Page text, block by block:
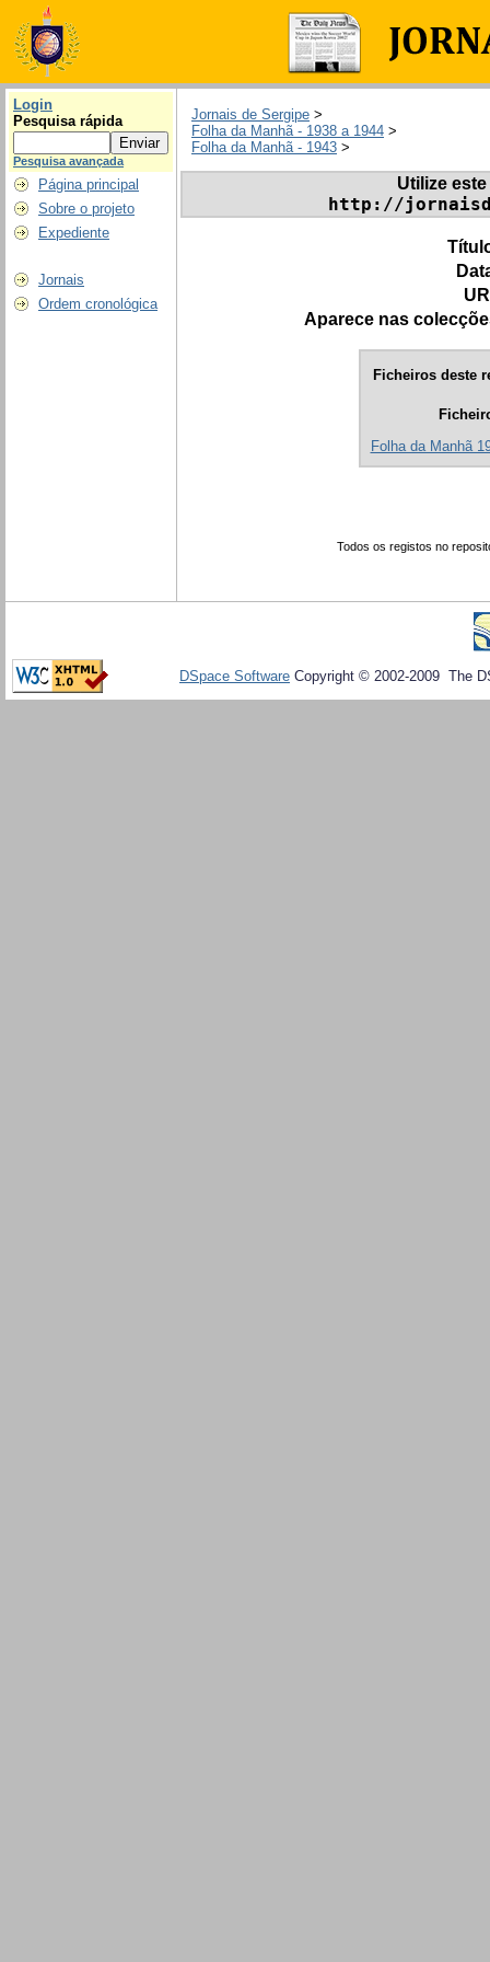
Login
Pesquisa rápida
Pesquisa avançada
Página principal
Sobre o projeto
Expediente
Jornais
Ordem cronológica
Jornais de Sergipe >
Folha da Manhã - 1938 a 1944 >
Folha da Manhã - 1943 >
Utilize
http://
Aparece nas
Ficheiros deste
Folha da Manhã
Todos os registos no
DSpace Software Copyright © 2002-2009 The